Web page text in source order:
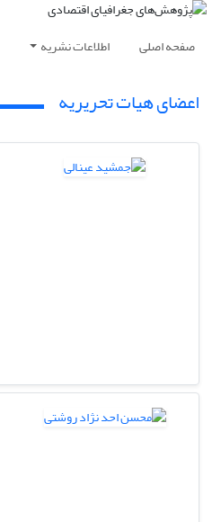
صفحه اصلی اطلاعات نشریه
اعضای هیات تحریریه